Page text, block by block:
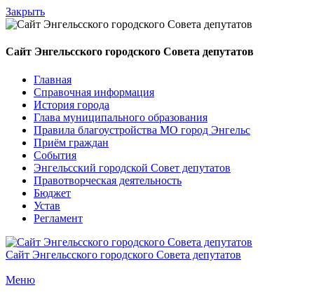
Закрыть
Сайт Энгельсского городского Совета депутатов
Главная
Справочная информация
История города
Глава муниципального образования
Правила благоустройства МО город Энгельс
Приём граждан
События
Энгельсский городской Совет депутатов
Правотворческая деятельность
Бюджет
Устав
Регламент
Сайт Энгельсского городского Совета депутатов
Меню